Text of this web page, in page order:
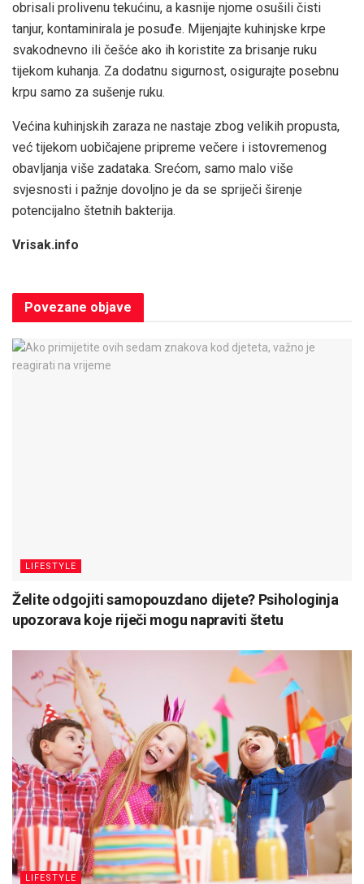
obrisali prolivenu tekućinu, a kasnije njome osušili čisti
tanjur, kontaminirala je posuđe. Mijenjajte kuhinjske krpe
svakodnevno ili češće ako ih koristite za brisanje ruku
tijekom kuhanja. Za dodatnu sigurnost, osigurajte posebnu
krpu samo za sušenje ruku.
Većina kuhinjskih zaraza ne nastaje zbog velikih propusta,
već tijekom uobičajene pripreme večere i istovremenog
obavljanja više zadataka. Srećom, samo malo više
svjesnosti i pažnje dovoljno je da se spriječi širenje
potencijalno štetnih bakterija.
Vrisak.info
Povezane objave
LIFESTYLE
Želite odgojiti samopouzdano dijete? Psihologinja
upozorava koje riječi mogu napraviti štetu
LIFESTYLE